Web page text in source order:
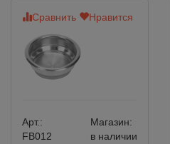
Сравнить Нравится
Арт.:
FB012
Магазин:
в наличии